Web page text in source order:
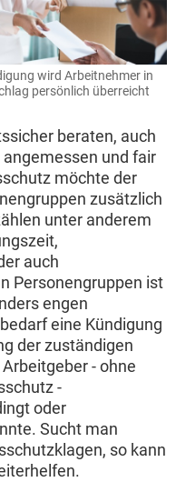
wird Arbeitnehmer in
persönlich überreicht
beraten, auch
angemessen und fair
möchte der
zusätzlich
unter anderem
auch
Personengruppen ist
engen
eine Kündigung
der zuständigen
- ohne
-
oder
Sucht man
so kann